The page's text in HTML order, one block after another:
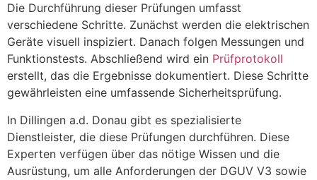
Die Durchführung dieser Prüfungen umfasst
verschiedene Schritte. Zunächst werden die elektrischen
Geräte visuell inspiziert. Danach folgen Messungen und
Funktionstests. Abschließend wird ein Prüfprotokoll
erstellt, das die Ergebnisse dokumentiert. Diese Schritte
gewährleisten eine umfassende Sicherheitsprüfung.
In Dillingen a.d. Donau gibt es spezialisierte
Dienstleister, die diese Prüfungen durchführen. Diese
Experten verfügen über das nötige Wissen und die
Ausrüstung, um alle Anforderungen der DGUV V3 sowie